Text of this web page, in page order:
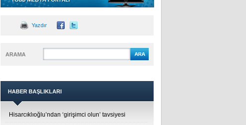
Yazdır
ARAMA
HABER BAŞLIKLARI
Hisarcıklıoğlu’ndan ‘girişimci olun’ tavsiyesi